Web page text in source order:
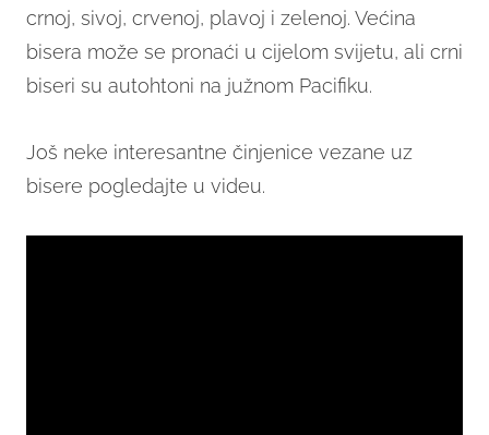
crnoj, sivoj, crvenoj, plavoj i zelenoj. Većina
bisera može se pronaći u cijelom svijetu, ali crni
biseri su autohtoni na južnom Pacifiku.
Još neke interesantne činjenice vezane uz
bisere pogledajte u videu.